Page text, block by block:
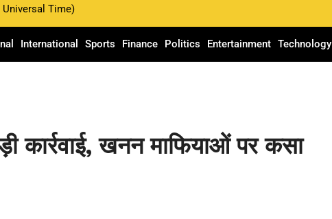
Universal Time)
International Sports Finance Politics Entertainment Technology
कार्रवाई, खनन माफियाओं पर कसा